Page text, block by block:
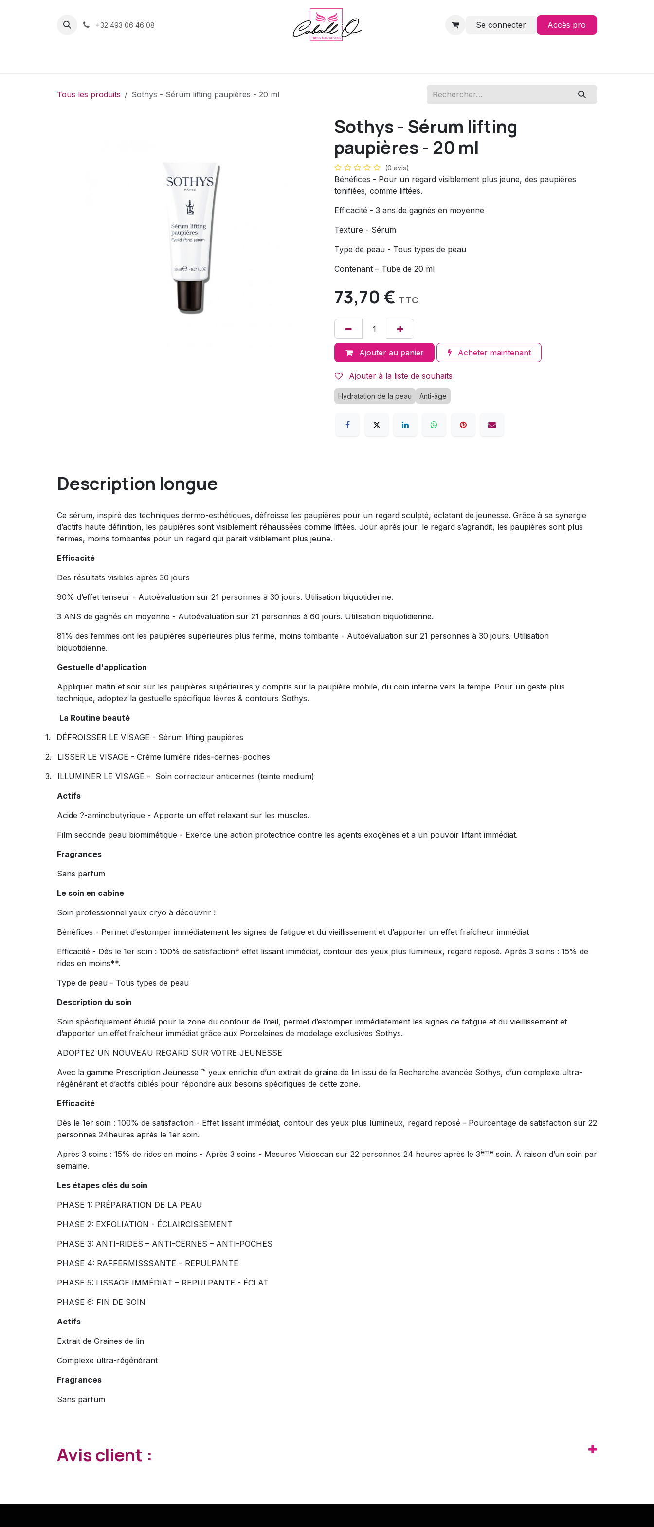
+32 493 06 46 08 Se connecter Accès pro
Tous les produits Sothys - Sérum lifting paupières - 20 ml
Sothys - Sérum lifting
paupières - 20 ml
(0 avis)
Bénéfices - Pour un regard visiblement plus jeune, des paupières
tonifiées, comme liftées.
Efficacité - 3 ans de gagnés en moyenne
Texture - Sérum
Type de peau - Tous types de peau
Contenant – Tube de 20 ml
73,70 € TTC
Ajouter au panier Acheter maintenant
Ajouter à la liste de souhaits
Hydratation de la peau Anti-âge
Description longue
Ce sérum, inspiré des techniques dermo-esthétiques, défroisse les paupières pour un regard sculpté, éclatant de jeunesse. Grâce à sa synergie
d’actifs haute définition, les paupières sont visiblement réhaussées comme liftées. Jour après jour, le regard s’agrandit, les paupières sont plus
fermes, moins tombantes pour un regard qui parait visiblement plus jeune.
Efficacité
Des résultats visibles après 30 jours
90% d’effet tenseur - Autoévaluation sur 21 personnes à 30 jours. Utilisation biquotidienne.
3 ANS de gagnés en moyenne - Autoévaluation sur 21 personnes à 60 jours. Utilisation biquotidienne.
81% des femmes ont les paupières supérieures plus ferme, moins tombante - Autoévaluation sur 21 personnes à 30 jours. Utilisation
biquotidienne.
Gestuelle d'application
Appliquer matin et soir sur les paupières supérieures y compris sur la paupière mobile, du coin interne vers la tempe. Pour un geste plus
technique, adoptez la gestuelle spécifique lèvres & contours Sothys.
La Routine beauté
1.
DÉFROISSER LE VISAGE - Sérum lifting paupières
2.
LISSER LE VISAGE - Crème lumière rides-cernes-poches
3.
ILLUMINER LE VISAGE - Soin correcteur anticernes (teinte medium)
Actifs
Acide ?-aminobutyrique - Apporte un effet relaxant sur les muscles.
Film seconde peau biomimétique - Exerce une action protectrice contre les agents exogènes et a un pouvoir liftant immédiat.
Fragrances
Sans parfum
Le soin en cabine
Soin professionnel yeux cryo à découvrir !
Bénéfices - Permet d’estomper immédiatement les signes de fatigue et du vieillissement et d’apporter un effet fraîcheur immédiat
Efficacité - Dès le 1er soin : 100% de satisfaction* effet lissant immédiat, contour des yeux plus lumineux, regard reposé. Après 3 soins : 15% de
rides en moins**.
Type de peau - Tous types de peau
Description du soin
Soin spécifiquement étudié pour la zone du contour de l’œil, permet d’estomper immédiatement les signes de fatigue et du vieillissement et
d’apporter un effet fraîcheur immédiat grâce aux Porcelaines de modelage exclusives Sothys.
ADOPTEZ UN NOUVEAU REGARD SUR VOTRE JEUNESSE
Avec la gamme Prescription Jeunesse ™ yeux enrichie d’un extrait de graine de lin issu de la Recherche avancée Sothys, d’un complexe ultra-
régénérant et d’actifs ciblés pour répondre aux besoins spécifiques de cette zone.
Efficacité
Dès le 1er soin : 100% de satisfaction - Effet lissant immédiat, contour des yeux plus lumineux, regard reposé - Pourcentage de satisfaction sur 22
personnes 24heures après le 1er soin.
Après 3 soins : 15% de rides en moins - Après 3 soins - Mesures Visioscan sur 22 personnes 24 heures après le 3ème soin. À raison d’un soin par
semaine.
Les étapes clés du soin
PHASE 1: PRÉPARATION DE LA PEAU
PHASE 2: EXFOLIATION - ÉCLAIRCISSEMENT
PHASE 3: ANTI-RIDES – ANTI-CERNES – ANTI-POCHES
PHASE 4: RAFFERMISSSANTE – REPULPANTE
PHASE 5: LISSAGE IMMÉDIAT – REPULPANTE - ÉCLAT
PHASE 6: FIN DE SOIN
Actifs
Extrait de Graines de lin
Complexe ultra-régénérant
Fragrances
Sans parfum
Avis client :